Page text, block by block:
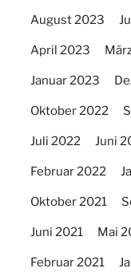
August 2023
April 2023
Januar 2023
Oktober 2022
Juli 2022 Juni
Februar 2022
Oktober 2021
Juni 2021 Mai
Februar 2021